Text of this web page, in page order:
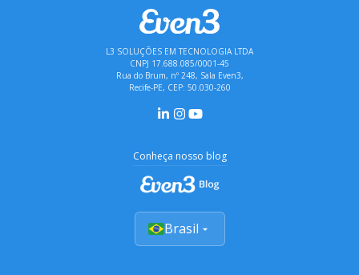
L3 SOLUÇÕES EM TECNOLOGIA LTDA
CNPJ 17.688.085/0001-45
Rua do Brum, nº 248, Sala Even3,
Recife-PE, CEP: 50.030-260
Conheça nosso blog
Brasil